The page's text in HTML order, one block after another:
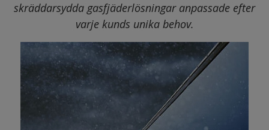
skräddarsydda gasfjäderlösningar anpassade efter
varje kunds unika behov.